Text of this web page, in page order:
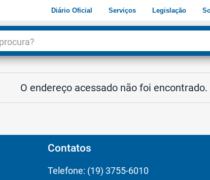
Diário Oficial Serviços Legislação
O endereço acessado não foi encontrado.
Contatos
Telefone: (19) 3755-6010